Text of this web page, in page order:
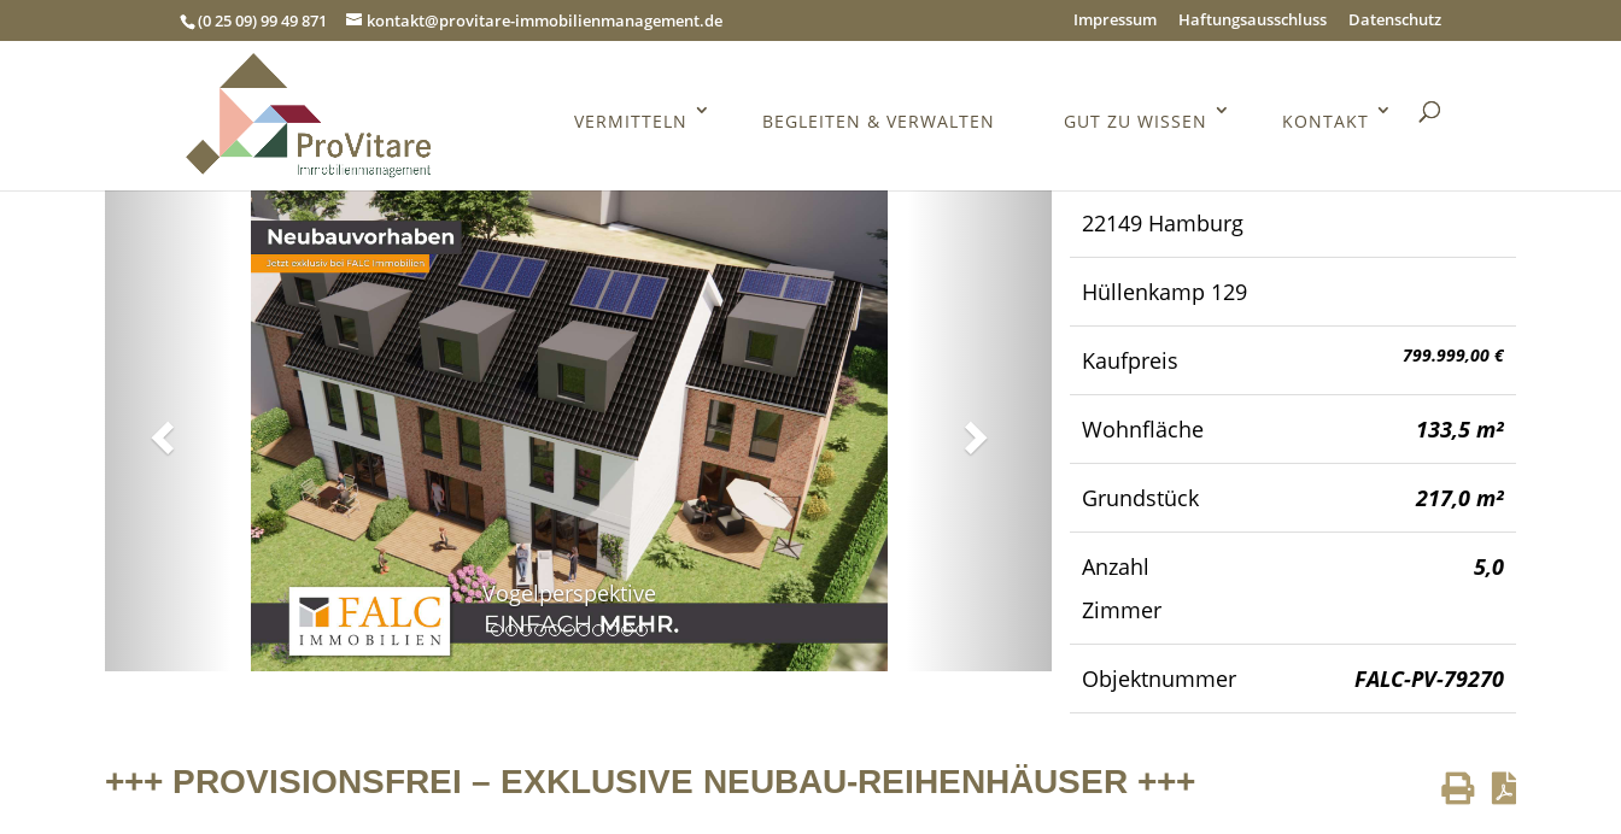
(0 25 09) 99 49 871 kontakt@provitare-immobilienmanagement.de Impressum Haftungsausschluss Datenschutz
VERMITTELN BEGLEITEN & VERWALTEN GUT ZU WISSEN KONTAKT
Vogelperspektive
22149 Hamburg
Hüllenkamp 129
Kaufpreis 799.999,00 €
Wohnfläche 133,5 m²
Grundstück 217,0 m²
Anzahl
Zimmer
5,0
Objektnummer FALC-PV-79270
+++ PROVISIONSFREI – EXKLUSIVE NEUBAU-REIHENHÄUSER +++